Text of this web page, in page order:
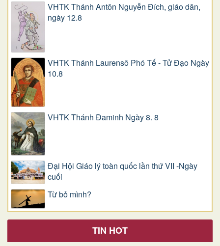
VHTK Thánh Antôn Nguyễn Ðích, giáo dân,
ngày 12.8
VHTK Thánh Laurensô Phó Tế - Tử Đạo Ngày
10.8
VHTK Thánh Đaminh Ngày 8. 8
Đại Hội Giáo lý toàn quốc lần thứ VII -Ngày
cuối
Từ bỏ mình?
TIN HOT